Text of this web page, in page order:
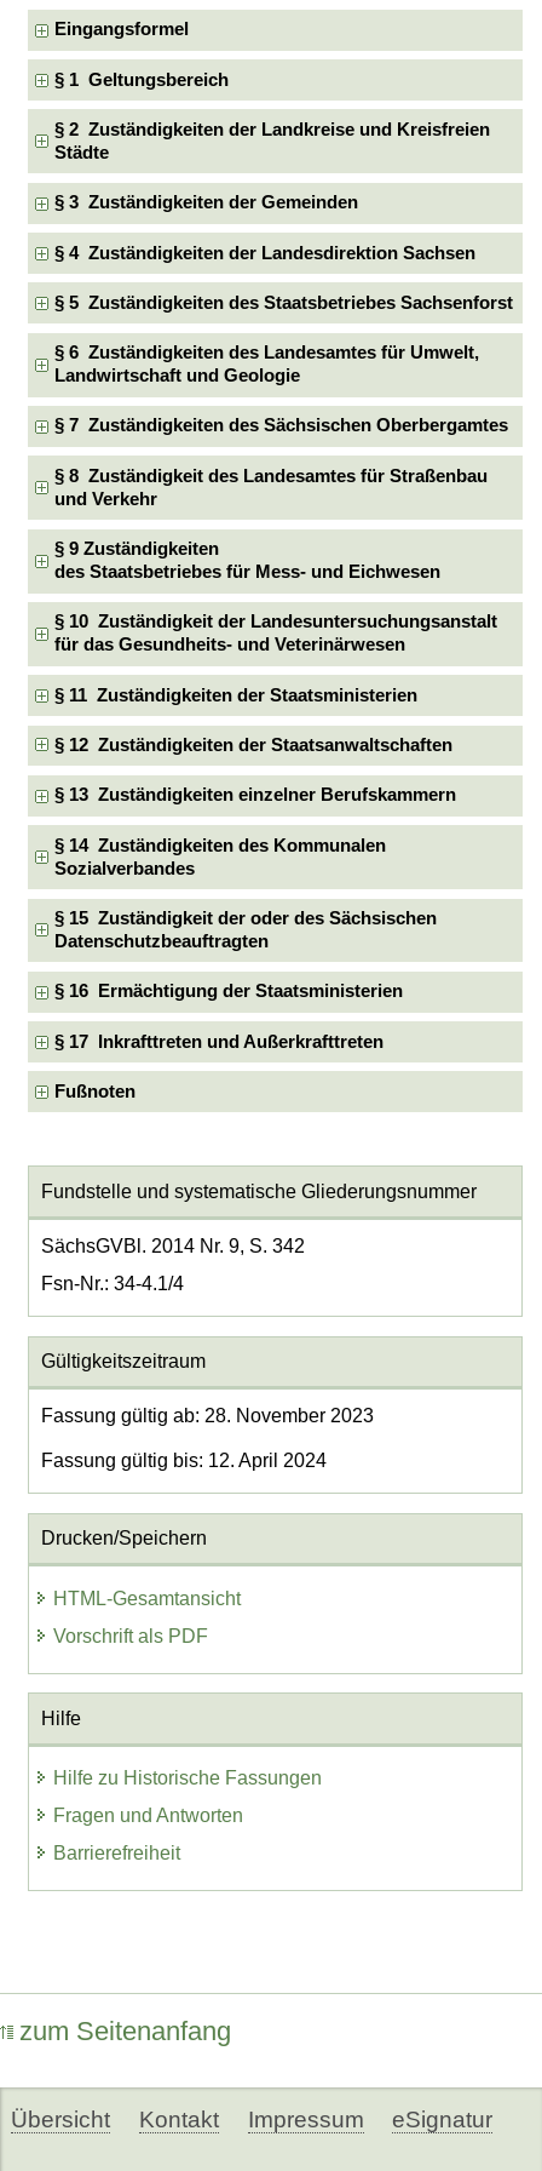
Eingangsformel
§ 1 Geltungsbereich
§ 2 Zuständigkeiten der Landkreise und Kreisfreien
Städte
§ 3 Zuständigkeiten der Gemeinden
§ 4 Zuständigkeiten der Landesdirektion Sachsen
§ 5 Zuständigkeiten des Staatsbetriebes Sachsenforst
§ 6 Zuständigkeiten des Landesamtes für Umwelt,
Landwirtschaft und Geologie
§ 7 Zuständigkeiten des Sächsischen Oberbergamtes
§ 8 Zuständigkeit des Landesamtes für Straßenbau
und Verkehr
§ 9 Zuständigkeiten
des Staatsbetriebes für Mess- und Eichwesen
§ 10 Zuständigkeit der Landesuntersuchungsanstalt
für das Gesundheits- und Veterinärwesen
§ 11 Zuständigkeiten der Staatsministerien
§ 12 Zuständigkeiten der Staatsanwaltschaften
§ 13 Zuständigkeiten einzelner Berufskammern
§ 14 Zuständigkeiten des Kommunalen
Sozialverbandes
§ 15 Zuständigkeit der oder des Sächsischen
Datenschutzbeauftragten
§ 16 Ermächtigung der Staatsministerien
§ 17 Inkrafttreten und Außerkrafttreten
Fußnoten
Fundstelle und systematische Gliederungsnummer
SächsGVBl. 2014 Nr. 9, S. 342
Fsn-Nr.: 34-4.1/4
Gültigkeitszeitraum
Fassung gültig ab: 28. November 2023
Fassung gültig bis: 12. April 2024
Drucken/Speichern
HTML-Gesamtansicht
Vorschrift als PDF
Hilfe
Hilfe zu Historische Fassungen
Fragen und Antworten
Barrierefreiheit
zum Seitenanfang
Übersicht Kontakt Impressum eSignatur